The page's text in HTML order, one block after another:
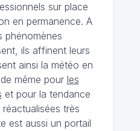
sur place
en permanence. A
phénomènes
ils affinent leurs
ainsi la météo en
même pour les
et pour la tendance
très
est aussi un portail